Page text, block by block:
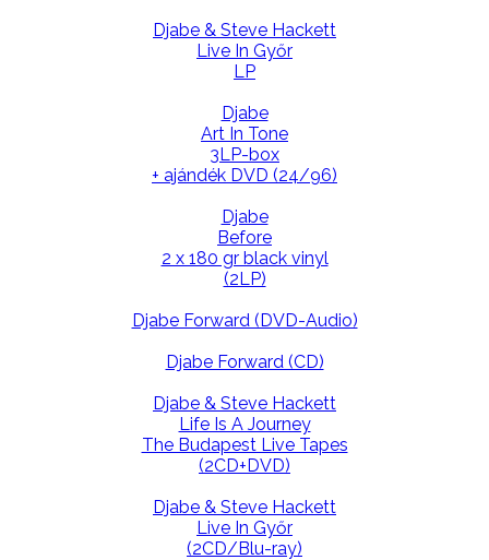
Djabe & Steve Hackett
Live In Győr
LP
Djabe
Art In Tone
3LP-box
+ ajándék DVD (24/96)
Djabe
Before
2 x 180 gr black vinyl
(2LP)
Djabe Forward (DVD-Audio)
Djabe Forward (CD)
Djabe & Steve Hackett
Life Is A Journey
The Budapest Live Tapes
(2CD+DVD)
Djabe & Steve Hackett
Live In Győr
(2CD/Blu-ray)